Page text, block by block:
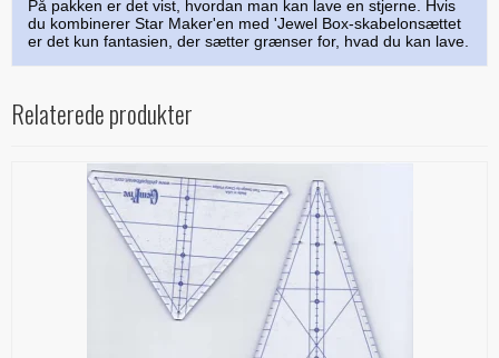
På pakken er det vist, hvordan man kan lave en stjerne. Hvis
du kombinerer Star Maker'en med 'Jewel Box-skabelonsættet
er det kun fantasien, der sætter grænser for, hvad du kan lave.
Relaterede produkter